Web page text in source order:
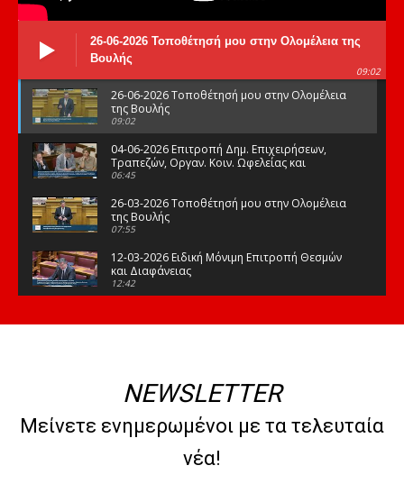
26-06-2026 Τοποθέτησή μου στην Ολομέλεια της
Βουλής
09:02
26-06-2026 Τοποθέτησή μου στην Ολομέλεια
της Βουλής
09:02
04-06-2026 Επιτροπή Δημ. Επιχειρήσεων,
Τραπεζών, Οργαν. Κοιν. Ωφελείας και
Φορέων Κοινων. Ασφάλισης
06:45
26-03-2026 Τοποθέτησή μου στην Ολομέλεια
της Βουλής
07:55
12-03-2026 Ειδική Μόνιμη Επιτροπή Θεσμών
και Διαφάνειας
12:42
της Βουλής
08:47
10-02-2026 Διαρκής Επιτροπή Μορφωτικών
Υποθέσεων
NEWSLETTER
Μείνετε ενημερωμένοι με τα τελευταία
νέα!